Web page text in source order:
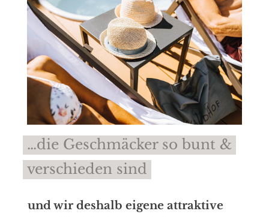
…die Geschmäcker so bunt &
verschieden sind
und wir deshalb eigene attraktive